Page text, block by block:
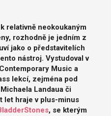
relativně neokoukaným
rozhodně je jedním z
jako o představitelích
nástroj. Vystudoval v
Music a
lekcí, zejména pod
Landaua či
let hraje v plus-minus
, se kterým